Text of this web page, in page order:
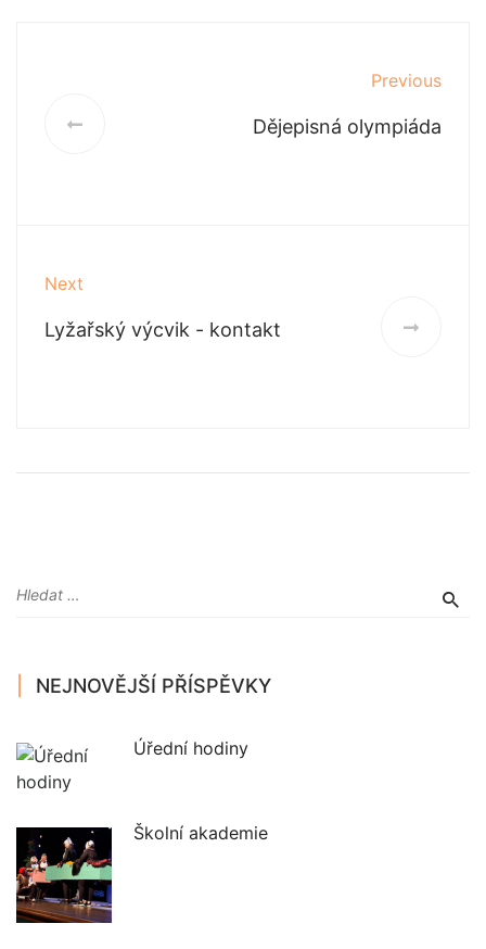
Previous
Dějepisná olympiáda
Next
Lyžařský výcvik - kontakt
NEJNOVĚJŠÍ PŘÍSPĚVKY
Úřední hodiny
Školní akademie